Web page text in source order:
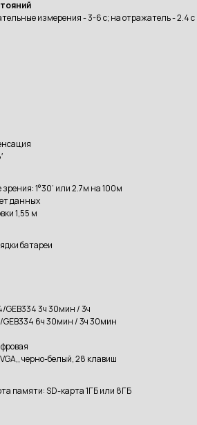
измерения - 3-6 с; на отражатель - 2.4 с
1°30’ или 2.7м на 100м
данных
1,55 м
батареи
GEB334 3ч 30мин / 3ч
GEB334 6ч 30мин / 3ч 30мин
черно-белый, 28 клавиш
памяти: SD-карта 1ГБ или 8ГБ